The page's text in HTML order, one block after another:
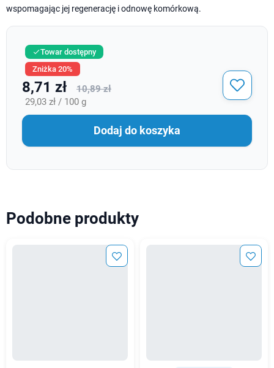
wspomagając jej regenerację i odnowę komórkową.
Towar dostępny
Zniżka 20%
8,71 zł
10,89 zł
29,03 zł / 100 g
Dodaj do koszyka
Podobne produkty